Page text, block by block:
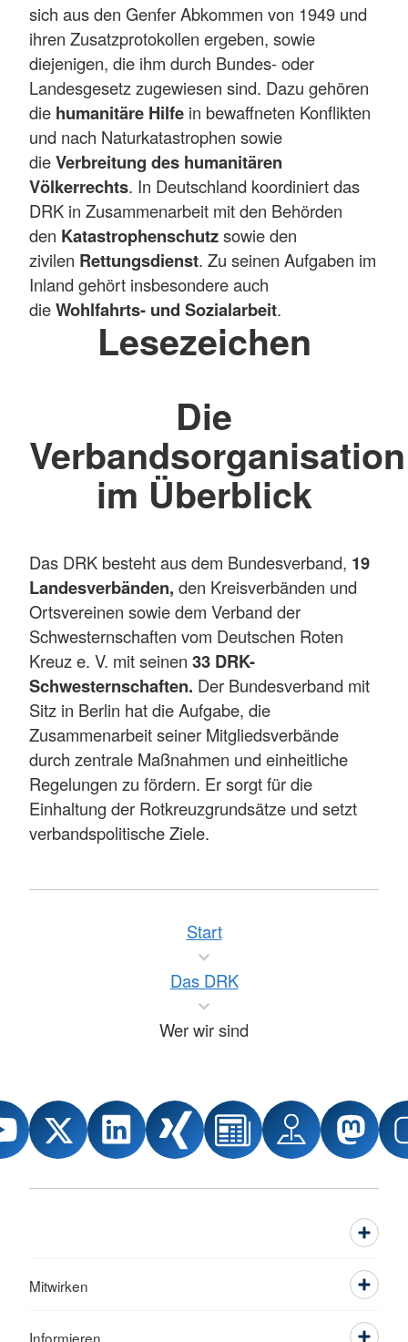
sich aus den Genfer Abkommen von 1949 und
ihren Zusatzprotokollen ergeben, sowie
diejenigen, die ihm durch Bundes- oder
Landesgesetz zugewiesen sind. Dazu gehören
die humanitäre Hilfe in bewaffneten Konflikten
und nach Naturkatastrophen sowie
dieVerbreitung des humanitären
Völkerrechts. In Deutschland koordiniert das
DRK in Zusammenarbeit mit den Behörden
den Katastrophenschutzsowie den
zivilen Rettungsdienst. Zu seinen Aufgaben im
Inland gehört insbesondere auch
dieWohlfahrts- und Sozialarbeit.
Lesezeichen
Die
Verbandsorganisation
im Überblick
Das DRK besteht aus dem Bundesverband, 19
Landesverbänden, den Kreisverbänden und
Ortsvereinen sowie dem Verband der
Schwesternschaften vom Deutschen Roten
Kreuz e. V. mit seinen 33 DRK-
Schwesternschaften. Der Bundesverband mit
Sitz in Berlin hat die Aufgabe, die
Zusammenarbeit seiner Mitgliedsverbände
durch zentrale Maßnahmen und einheitliche
Regelungen zu fördern. Er sorgt für die
Einhaltung der Rotkreuzgrundsätze und setzt
verbandspolitische Ziele.
Start
Das DRK
Wer wir sind
Mitwirken
Informieren